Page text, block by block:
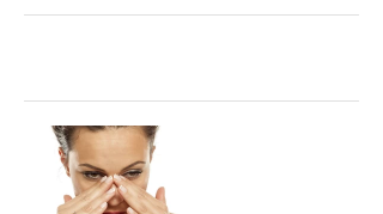
СОБЫТИЯ НА ВИДЕО